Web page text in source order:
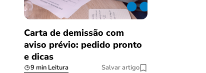
Carta de demissão com
aviso prévio: pedido pronto
e dicas
9 min Leitura Salvar artigo